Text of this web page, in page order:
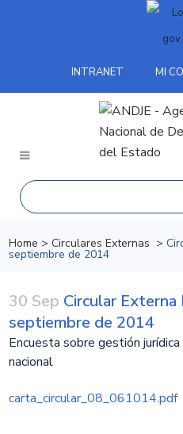
INTRANET MI
Home >Circulares Externas >
septiembre de 2014
30 Sep Circular
septiembre de 2014
Encuesta sobre gestión
nacional​​
carta_circular_08_061014.pdf